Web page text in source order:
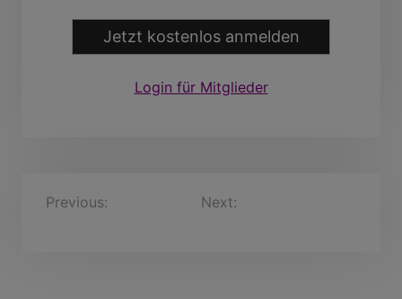
Jetzt kostenlos anmelden
Login für Mitglieder
B
Previous: Next: